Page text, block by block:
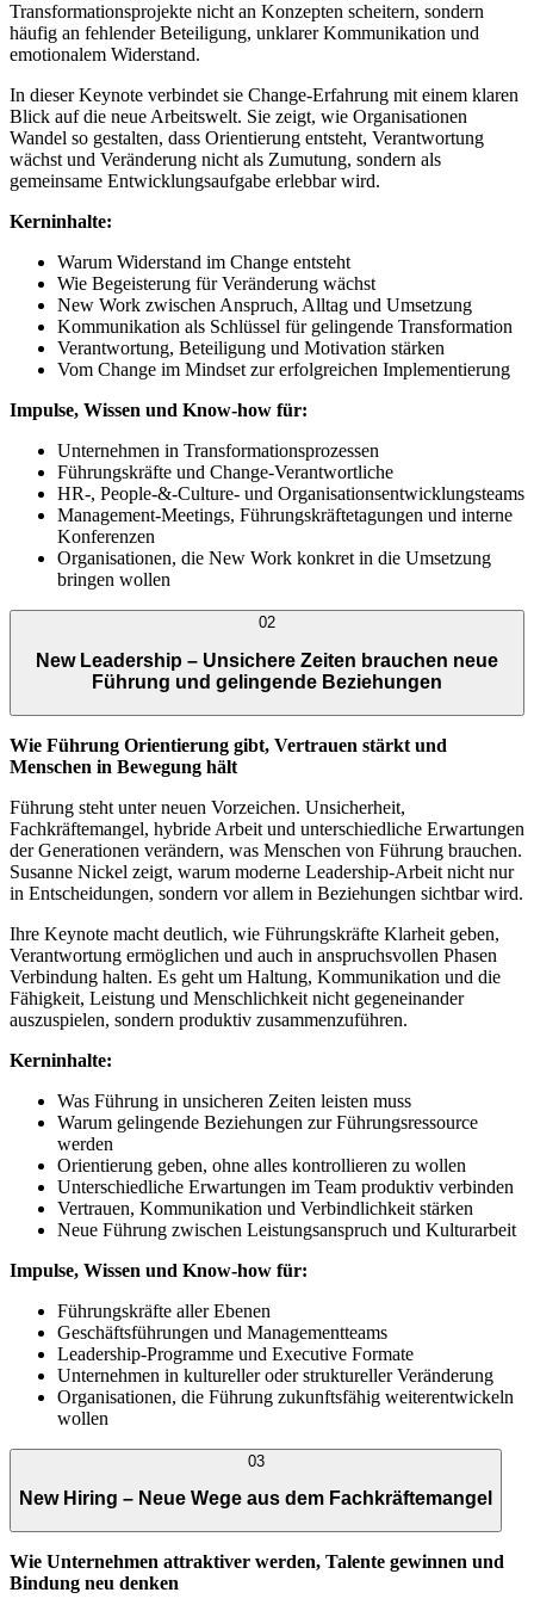
Transformationsprojekte nicht an Konzepten scheitern, sondern
häufig an fehlender Beteiligung, unklarer Kommunikation und
emotionalem Widerstand.
In dieser Keynote verbindet sie Change-Erfahrung mit einem klaren
Blick auf die neue Arbeitswelt. Sie zeigt, wie Organisationen
Wandel so gestalten, dass Orientierung entsteht, Verantwortung
wächst und Veränderung nicht als Zumutung, sondern als
gemeinsame Entwicklungsaufgabe erlebbar wird.
Kerninhalte:
Warum Widerstand im Change entsteht
Wie Begeisterung für Veränderung wächst
New Work zwischen Anspruch, Alltag und Umsetzung
Kommunikation als Schlüssel für gelingende Transformation
Verantwortung, Beteiligung und Motivation stärken
Vom Change im Mindset zur erfolgreichen Implementierung
Impulse, Wissen und Know-how für:
Unternehmen in Transformationsprozessen
Führungskräfte und Change-Verantwortliche
HR-, People-&-Culture- und Organisationsentwicklungsteams
Management-Meetings, Führungskräftetagungen und interne
Konferenzen
Organisationen, die New Work konkret in die Umsetzung
bringen wollen
02
New Leadership – Unsichere Zeiten brauchen neue
Führung und gelingende Beziehungen
Wie Führung Orientierung gibt, Vertrauen stärkt und
Menschen in Bewegung hält
Führung steht unter neuen Vorzeichen. Unsicherheit,
Fachkräftemangel, hybride Arbeit und unterschiedliche Erwartungen
der Generationen verändern, was Menschen von Führung brauchen.
Susanne Nickel zeigt, warum moderne Leadership-Arbeit nicht nur
in Entscheidungen, sondern vor allem in Beziehungen sichtbar wird.
Ihre Keynote macht deutlich, wie Führungskräfte Klarheit geben,
Verantwortung ermöglichen und auch in anspruchsvollen Phasen
Verbindung halten. Es geht um Haltung, Kommunikation und die
Fähigkeit, Leistung und Menschlichkeit nicht gegeneinander
auszuspielen, sondern produktiv zusammenzuführen.
Kerninhalte:
Was Führung in unsicheren Zeiten leisten muss
Warum gelingende Beziehungen zur Führungsressource
werden
Orientierung geben, ohne alles kontrollieren zu wollen
Unterschiedliche Erwartungen im Team produktiv verbinden
Vertrauen, Kommunikation und Verbindlichkeit stärken
Neue Führung zwischen Leistungsanspruch und Kulturarbeit
Impulse, Wissen und Know-how für:
Führungskräfte aller Ebenen
Geschäftsführungen und Managementteams
Leadership-Programme und Executive Formate
Unternehmen in kultureller oder struktureller Veränderung
Organisationen, die Führung zukunftsfähig weiterentwickeln
wollen
03
New Hiring – Neue Wege aus dem Fachkräftemangel
Wie Unternehmen attraktiver werden, Talente gewinnen und
Bindung neu denken